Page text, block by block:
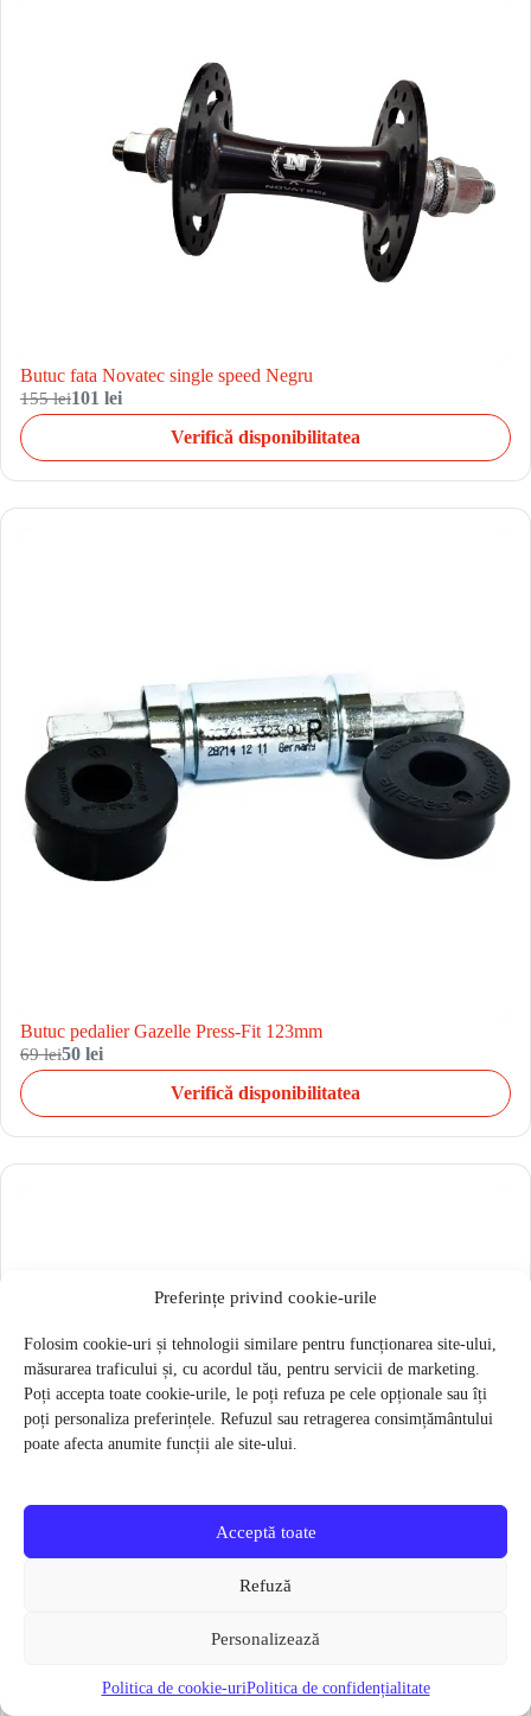
Preferințe privind cookie-urile
Folosim cookie-uri și tehnologii similare pentru funcționarea site-ului,
măsurarea traficului și, cu acordul tău, pentru servicii de marketing.
Poți accepta toate cookie-urile, le poți refuza pe cele opționale sau îți
poți personaliza preferințele. Refuzul sau retragerea consimțământului
poate afecta anumite funcții ale site-ului.
Acceptă toate
Refuză
Personalizează
Politica de cookie-uriPolitica de confidențialitate
Butuc fata Novatec single speed Negru
155 lei101 lei
Verifică disponibilitatea
Butuc pedalier Gazelle Press-Fit 123mm
69 lei50 lei
Verifică disponibilitatea
Butuc pedalier Shimano SM-BB71-41B PRESS FIT 86.5MM